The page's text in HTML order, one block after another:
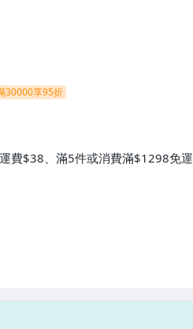
30000享95折
費$38、滿5件或消費滿$1298免
】、萊爾富取貨付款【單件運費
配/貨運【單件運費$120、滿5件
！